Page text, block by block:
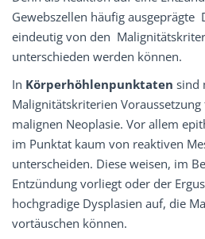
Gewebszellen häufig ausgeprägte
eindeutig von den
unterschieden werden können.
In Körperhöhlenpunktaten sind
Malignitätskriterien
malignen Neoplasie. Vor allem
im Punktat kaum von reaktiven
unterscheiden. Diese weisen, im
Entzündung vorliegt oder der
hochgradige Dysplasien auf, die
vortäuschen können.